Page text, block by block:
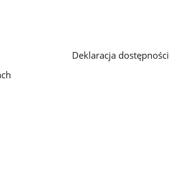
Deklaracja dostępności